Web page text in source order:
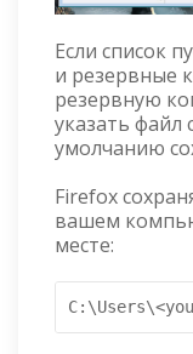
Если список
и резервные
резервную
указать файл
умолчанию
Firefox
вашем
месте: